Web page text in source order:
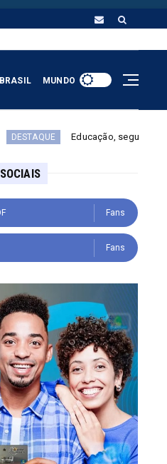
BRASIL MUNDO
segurança e reforma do Estado:
Fans
Fans